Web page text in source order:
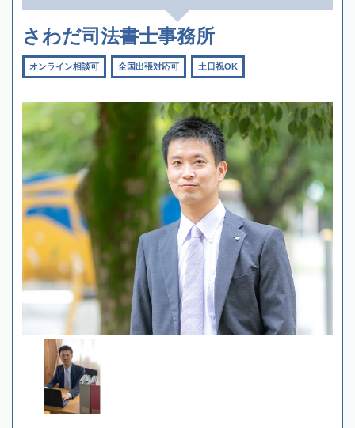
さわだ司法書士事務所
オンライン相談可 全国出張対応可 土日祝OK